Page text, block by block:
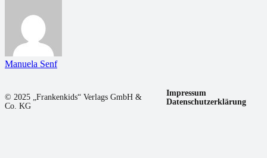
Manuela Senf
© 2025 „Frankenkids“ Verlags GmbH &
Co. KG
Impressum
Datenschutzerklärung